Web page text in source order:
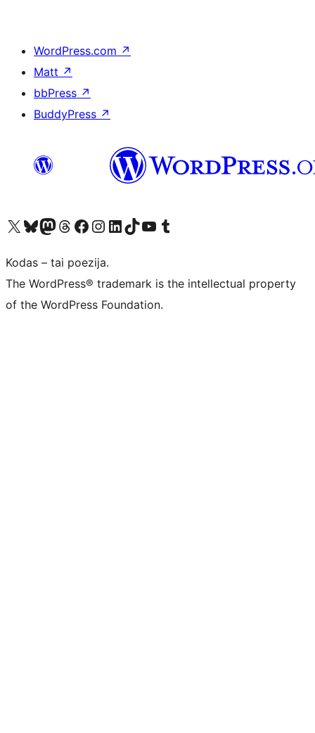
WordPress.com ↗
Matt ↗
bbPress ↗
BuddyPress ↗
Visit our X (formerly Twitter) account
Apsilankykite mūsų Bluesky paskyroje
Visit our Mastodon account
Apsilankykite mūsų Threads paskyroje
Visit our Facebook page
Visit our Instagram account
Visit our LinkedIn account
Apsilankykite mūsų TikTok paskyroje
Visit our YouTube channel
Apsilankykite mūsų Tumblr paskyroje
Kodas – tai poezija.
The WordPress® trademark is the intellectual property
of the WordPress Foundation.